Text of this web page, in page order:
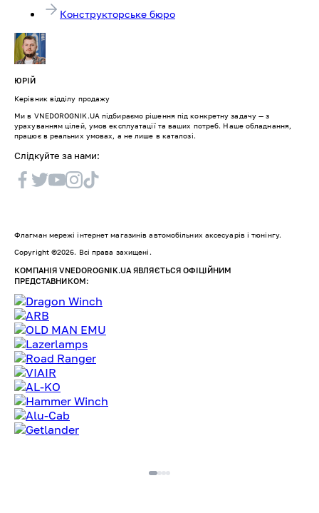
Конструкторське бюро
ЮРІЙ
Керівник відділу продажу
Ми в VNEDOROGNIK.UA підбираємо рішення під конкретну задачу — з
урахуванням цілей, умов експлуатації та ваших потреб. Наше обладнання,
працює в реальних умовах, а не лише в каталозі.
Слідкуйте за нами:
Флагман мережі інтернет магазинів автомобільних аксесуарів і тюнінгу.
Copyright ©2026. Всі права захищені.
КОМПАНІЯ VNEDOROGNIK.UA ЯВЛЯЄТЬСЯ ОФІЦІЙНИМ
ПРЕДСТАВНИКОМ: